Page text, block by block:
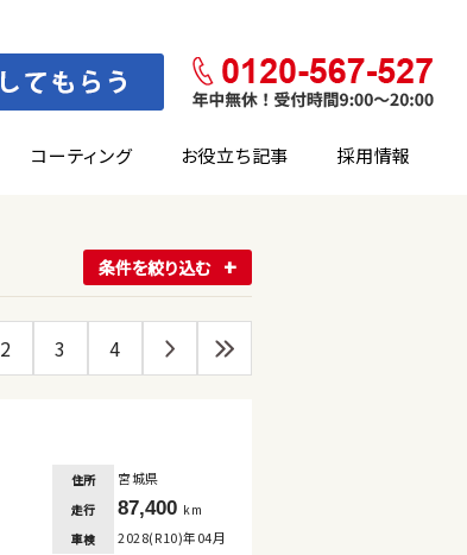
コーティング お役立ち記事 採用情報
条件を絞り込む
2 3 4
住所 宮城県
走行 87,400 km
車検 2028(R10)年04月